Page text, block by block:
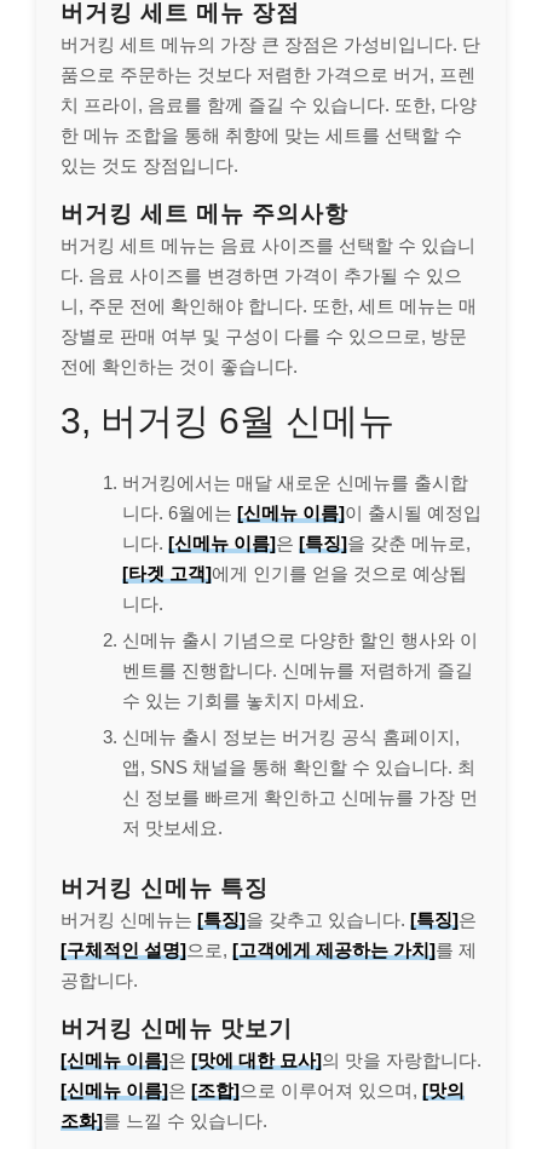
버거킹 세트 메뉴 장점
버거킹 세트 메뉴의 가장 큰 장점은 가성비입니다. 단
품으로 주문하는 것보다 저렴한 가격으로 버거, 프렌
치 프라이, 음료를 함께 즐길 수 있습니다. 또한, 다양
한 메뉴 조합을 통해 취향에 맞는 세트를 선택할 수
있는 것도 장점입니다.
버거킹 세트 메뉴 주의사항
버거킹 세트 메뉴는 음료 사이즈를 선택할 수 있습니
다. 음료 사이즈를 변경하면 가격이 추가될 수 있으
니, 주문 전에 확인해야 합니다. 또한, 세트 메뉴는 매
장별로 판매 여부 및 구성이 다를 수 있으므로, 방문
전에 확인하는 것이 좋습니다.
3, 버거킹 6월 신메뉴
버거킹에서는 매달 새로운 신메뉴를 출시합
니다. 6월에는 [신메뉴 이름]이 출시될 예정입
니다. [신메뉴 이름]은 [특징]을 갖춘 메뉴로,
[타겟 고객]에게 인기를 얻을 것으로 예상됩
니다.
신메뉴 출시 기념으로 다양한 할인 행사와 이
벤트를 진행합니다. 신메뉴를 저렴하게 즐길
수 있는 기회를 놓치지 마세요.
신메뉴 출시 정보는 버거킹 공식 홈페이지,
앱, SNS 채널을 통해 확인할 수 있습니다. 최
신 정보를 빠르게 확인하고 신메뉴를 가장 먼
저 맛보세요.
버거킹 신메뉴 특징
버거킹 신메뉴는 [특징]을 갖추고 있습니다. [특징]은
[구체적인 설명]으로, [고객에게 제공하는 가치]를 제
공합니다.
버거킹 신메뉴 맛보기
[신메뉴 이름]은 [맛에 대한 묘사]의 맛을 자랑합니다.
[신메뉴 이름]은 [조합]으로 이루어져 있으며, [맛의
조화]를 느낄 수 있습니다.